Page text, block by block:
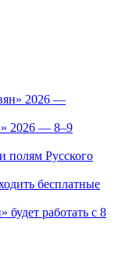
2026 —
2026 — 8–9
полям Русского
бесплатные
будет работать с 8